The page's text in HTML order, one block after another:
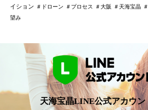
イション
＃ドローン ＃プロセス ＃大阪 ＃天海宝晶
望み
天海宝晶LINE公式アカウン